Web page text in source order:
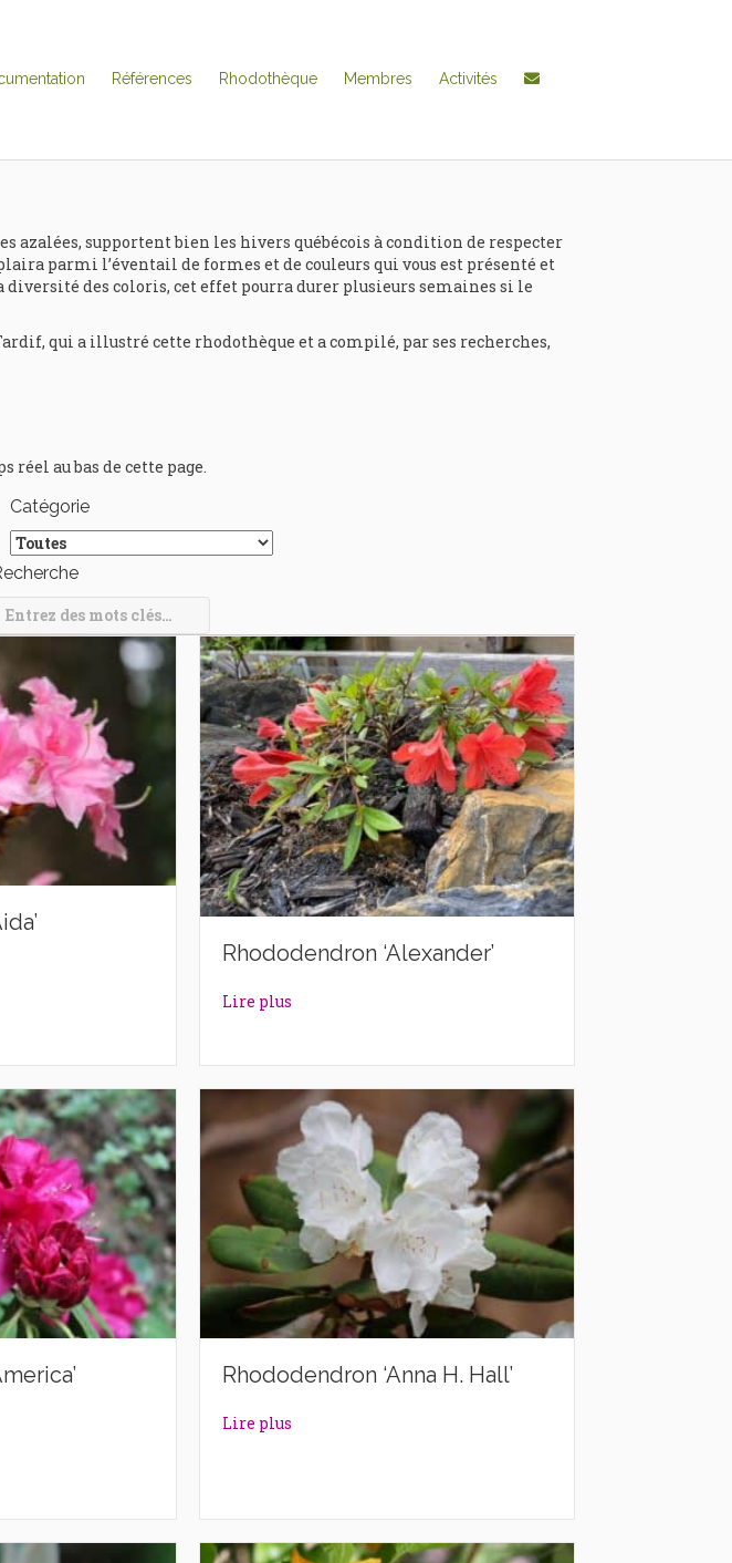
Références Rhodothèque Membres Activités
supportent bien les hivers québécois à condition de respecter
parmi l’éventail de formes et de couleurs qui vous est présenté et
des coloris, cet effet pourra durer plusieurs semaines si le
qui a illustré cette rhodothèque et a compilé, par ses recherches,
au bas de cette page.
Catégorie
Rhododendron ‘Alexander’
Lire plus
Rhododendron ‘Anna H. Hall’
Lire plus